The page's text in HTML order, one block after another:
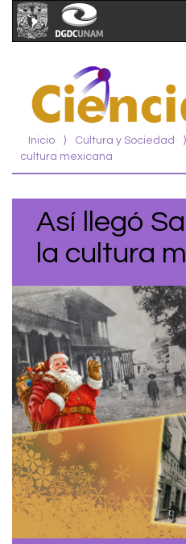
Inicio ⟩ Cultura y Sociedad ⟩
cultura mexicana
Así llegó
la cultura